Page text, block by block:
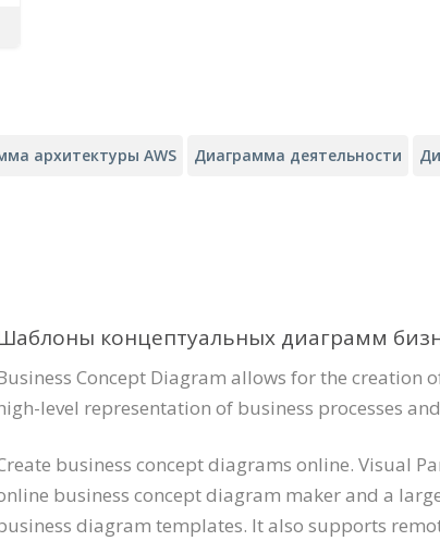
архитектуры AWS Диаграмма деятельности
концептуальных диаграмм
Concept Diagram allows for the creation
level representation of business processes
business concept diagrams online. Visual
business concept diagram maker and a
diagram templates. It also supports